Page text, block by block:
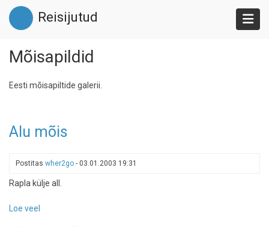
Liigu
edasi
põhisisu
Reisijutud
Mõisapildid
Eesti mõisapiltide galerii.
Alu mõis
Postitas wher2go - 03.01.2003 19:31
Rapla külje all.
Loe veel